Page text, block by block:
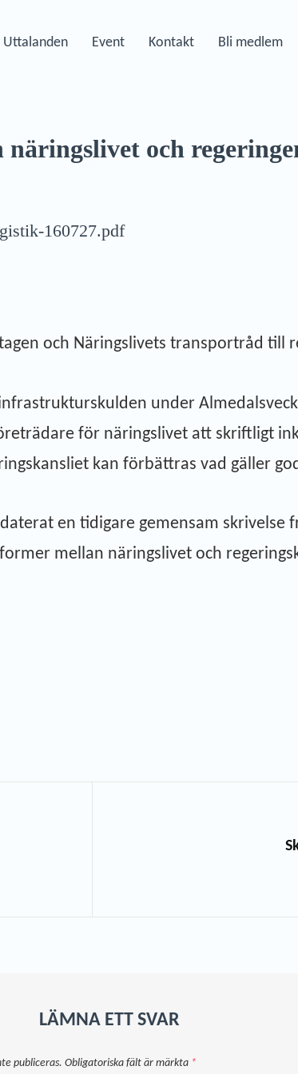
Uttalanden Event Kontakt Bli medlem
och
160727.pdf
och Näringslivets transportråd till
under
för näringslivet att skriftligt
kan förbättras vad gäller
en tidigare gemensam skrivelse
mellan näringslivet och
LÄMNA ETT SVAR
publiceras. Obligatoriska fält är märkta *